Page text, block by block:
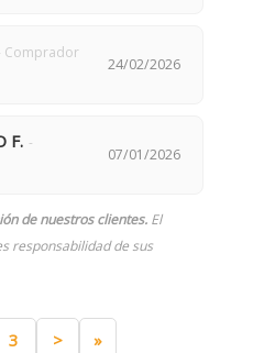
Comprador
24/02/2026
F. -
07/01/2026
de nuestros clientes. El
responsabilidad de sus
3 > »